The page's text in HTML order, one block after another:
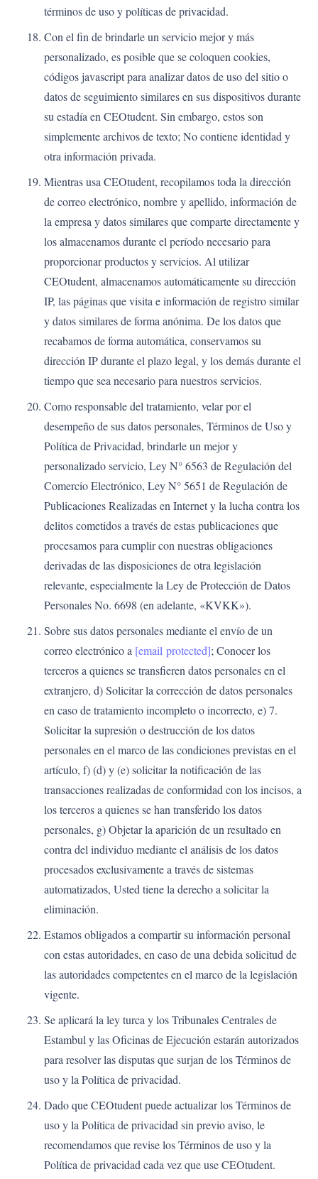
términos de uso y políticas de privacidad.
Con el fin de brindarle un servicio mejor y más
personalizado, es posible que se coloquen cookies,
códigos javascript para analizar datos de uso del sitio o
datos de seguimiento similares en sus dispositivos durante
su estadía en CEOtudent. Sin embargo, estos son
simplemente archivos de texto; No contiene identidad y
otra información privada.
Mientras usa CEOtudent, recopilamos toda la dirección
de correo electrónico, nombre y apellido, información de
la empresa y datos similares que comparte directamente y
los almacenamos durante el período necesario para
proporcionar productos y servicios. Al utilizar
CEOtudent, almacenamos automáticamente su dirección
IP, las páginas que visita e información de registro similar
y datos similares de forma anónima. De los datos que
recabamos de forma automática, conservamos su
dirección IP durante el plazo legal, y los demás durante el
tiempo que sea necesario para nuestros servicios.
Como responsable del tratamiento, velar por el
desempeño de sus datos personales, Términos de Uso y
Política de Privacidad, brindarle un mejor y
personalizado servicio, Ley N° 6563 de Regulación del
Comercio Electrónico, Ley N° 5651 de Regulación de
Publicaciones Realizadas en Internet y la lucha contra los
delitos cometidos a través de estas publicaciones que
procesamos para cumplir con nuestras obligaciones
derivadas de las disposiciones de otra legislación
relevante, especialmente la Ley de Protección de Datos
Personales No. 6698 (en adelante, «KVKK»).
Sobre sus datos personales mediante el envío de un
correo electrónico a [email protected]; Conocer los
terceros a quienes se transfieren datos personales en el
extranjero, d) Solicitar la corrección de datos personales
en caso de tratamiento incompleto o incorrecto, e) 7.
Solicitar la supresión o destrucción de los datos
personales en el marco de las condiciones previstas en el
artículo, f) (d) y (e) solicitar la notificación de las
transacciones realizadas de conformidad con los incisos, a
los terceros a quienes se han transferido los datos
personales, g) Objetar la aparición de un resultado en
contra del individuo mediante el análisis de los datos
procesados exclusivamente a través de sistemas
automatizados, Usted tiene la derecho a solicitar la
eliminación.
Estamos obligados a compartir su información personal
con estas autoridades, en caso de una debida solicitud de
las autoridades competentes en el marco de la legislación
vigente.
Se aplicará la ley turca y los Tribunales Centrales de
Estambul y las Oficinas de Ejecución estarán autorizados
para resolver las disputas que surjan de los Términos de
uso y la Política de privacidad.
Dado que CEOtudent puede actualizar los Términos de
uso y la Política de privacidad sin previo aviso, le
recomendamos que revise los Términos de uso y la
Política de privacidad cada vez que use CEOtudent.